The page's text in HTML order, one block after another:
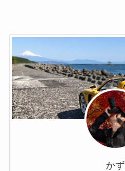
かず